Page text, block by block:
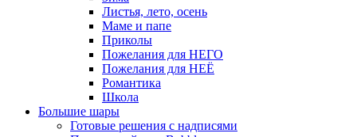
Листья, лето, осень
Маме и папе
Приколы
Пожелания для НЕГО
Пожелания для НЕЁ
Романтика
Школа
Большие шары
Готовые решения с надписями